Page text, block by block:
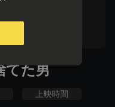
てた男
上映時間